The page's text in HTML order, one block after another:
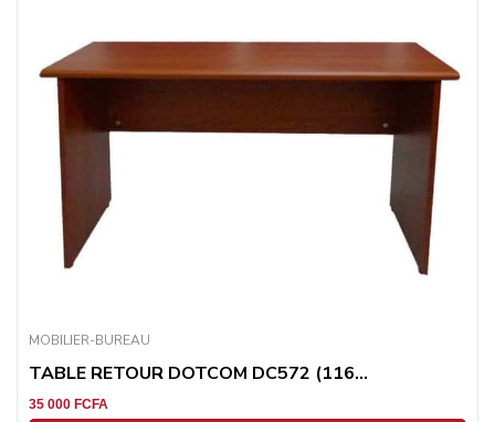
MOBILIER-BUREAU
TABLE RETOUR DOTCOM DC572 (116...
35 000 FCFA